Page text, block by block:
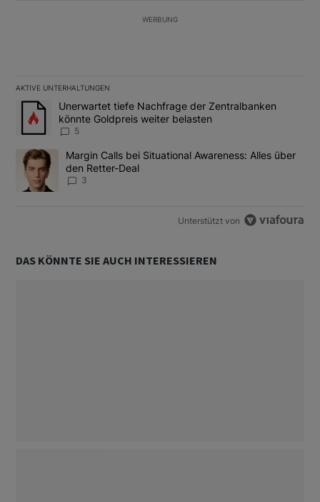
WERBUNG
AKTIVE UNTERHALTUNGEN
Das Folgende ist eine Liste der am meisten kommentierten
Ein Trendartikel mit dem Titel "Unerwartet tiefe Nachfrage der
Unerwartet tiefe Nachfrage der Zentralbanken
könnte Goldpreis weiter belasten
5
Ein Trendartikel mit dem Titel "Margin Calls bei Situational
Margin Calls bei Situational Awareness: Alles über
den Retter-Deal
3
Unterstützt von
DAS KÖNNTE SIE AUCH INTERESSIEREN